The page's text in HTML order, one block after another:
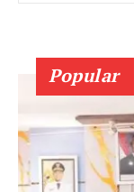
Popular